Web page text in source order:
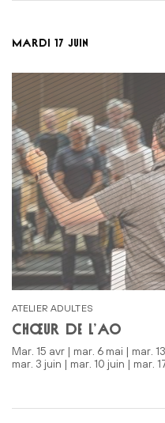
MARDI 17 JUIN
ATELIER ADULTES
CHŒUR DE L’AO
mar. 15 avr | mar. 6 mai | mar. 13 mai | mar. 20 mai | mar. 27 mai |
mar. 3 juin | mar. 10 juin | mar.